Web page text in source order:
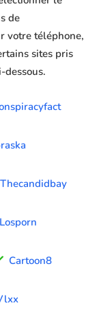
de
votre téléphone,
sites pris
dessous.
Thecandidbay
Losporn
Cartoon8